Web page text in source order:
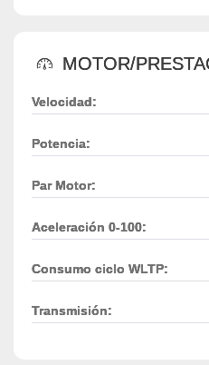
MOTOR/
Velocidad:
Potencia:
Par Motor:
Aceleración 0-100:
Consumo ciclo WLTP:
Transmisión: